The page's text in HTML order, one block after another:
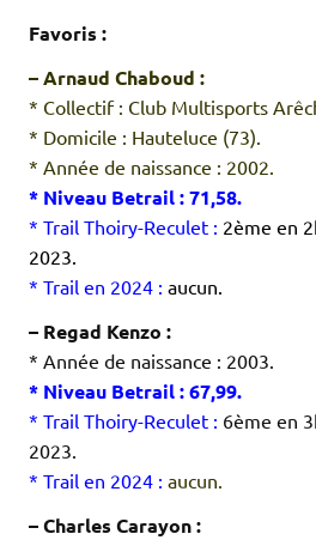
Favoris :
– Arnaud Chaboud :
* Collectif : Club Multisports
* Domicile : Hauteluce (73).
* Année de naissance : 2002.
* Niveau Betrail : 71,58.
* Trail Thoiry-Reculet : 2ème en
2023.
* Trail en 2024 : aucun.
– Regad Kenzo :
* Année de naissance : 2003.
* Niveau Betrail : 67,99.
* Trail Thoiry-Reculet : 6ème en
2023.
* Trail en 2024 : aucun.
– Charles Carayon :